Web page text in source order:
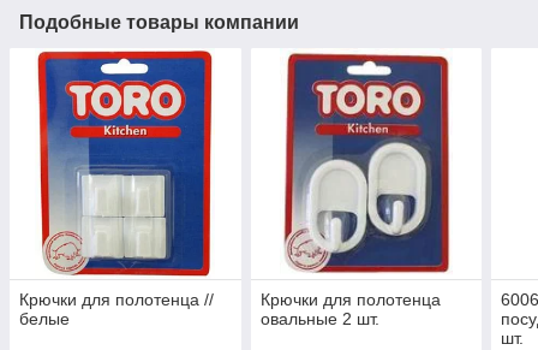
Подобные товары компании
Крючки для полотенца //
белые
Крючки для полотенца
овальные 2 шт.
шт.